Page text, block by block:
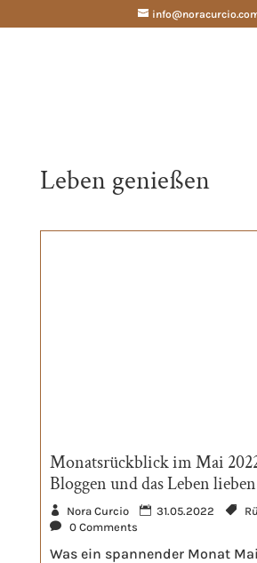
Leben genießen
Monatsrückblick im Mai
Bloggen und das Leben lieben
Nora Curcio 31.05.2022
0 Comments
Was ein spannender Monat